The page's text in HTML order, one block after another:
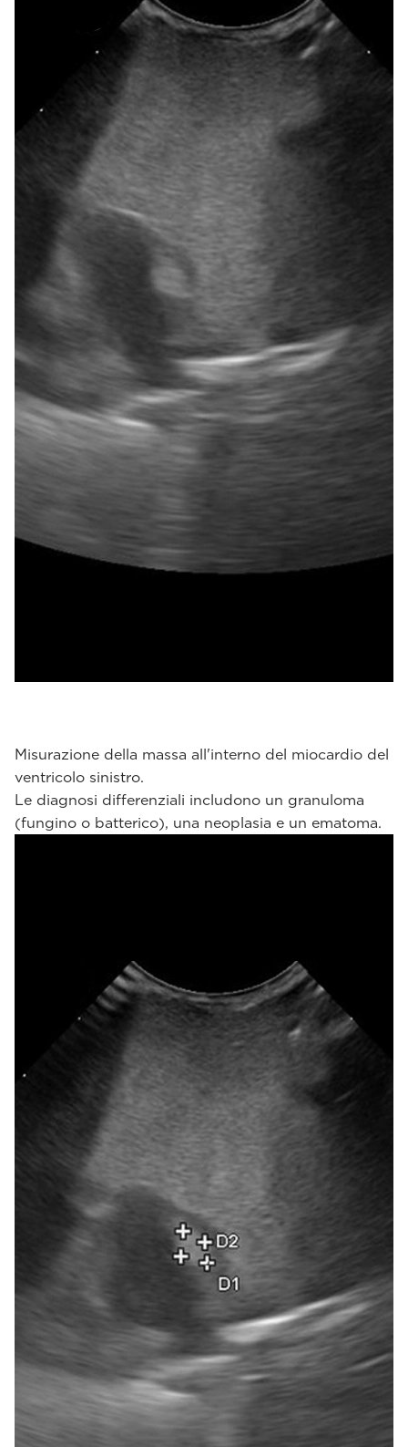
Misurazione della massa all'interno del miocardio del
ventricolo sinistro.
Le diagnosi differenziali includono un granuloma
(fungino o batterico), una neoplasia e un ematoma.